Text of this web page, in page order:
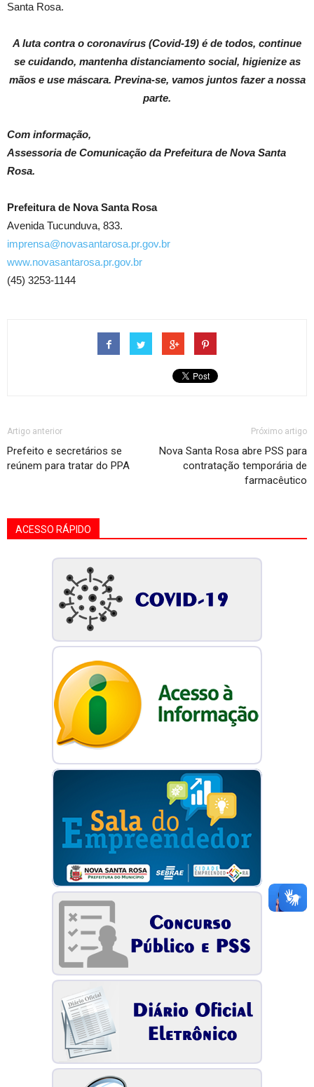
Santa Rosa.
A luta contra o coronavírus (Covid-19) é de todos, continue
se cuidando, mantenha distanciamento social, higienize as
mãos e use máscara. Previna-se, vamos juntos fazer a nossa
parte.
Com informação,
Assessoria de Comunicação da Prefeitura de Nova Santa
Rosa.
Prefeitura de Nova Santa Rosa
Avenida Tucunduva, 833.
imprensa@novasantarosa.pr.gov.br
www.novasantarosa.pr.gov.br
(45) 3253-1144
Artigo anterior
Prefeito e secretários se
reúnem para tratar do PPA
Próximo artigo
Nova Santa Rosa abre PSS para
contratação temporária de
farmacêutico
ACESSO RÁPIDO